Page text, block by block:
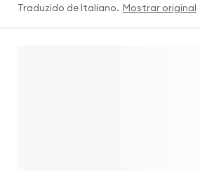
Traduzido deItaliano. Mostrar original